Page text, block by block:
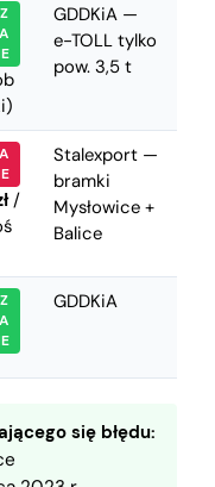
GDDKiA —
e-TOLL tylko
pow. 3,5 t
/
Stalexport —
bramki
Mysłowice +
Balice
GDDKiA
się błędu: